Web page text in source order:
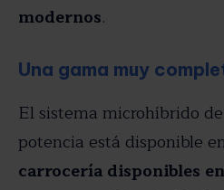
modernos.
Una gama muy
El sistema microhíbrido
potencia está disponible
carrocería disponibles